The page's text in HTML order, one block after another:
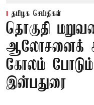
தமிழக செய்திகள்
தொகுதி
ஆலோசனைக்
கோலம் போடும்
இன்பதுரை